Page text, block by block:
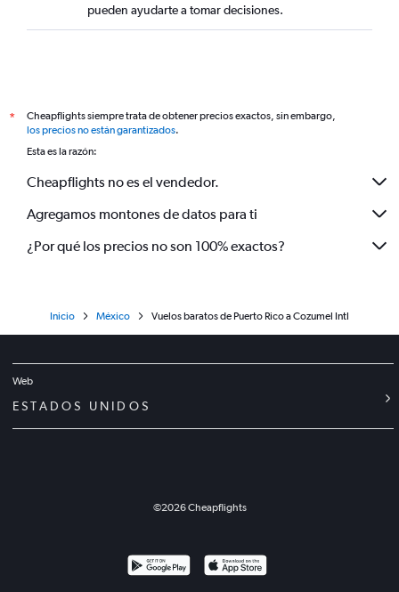
pueden ayudarte a tomar decisiones.
*
Cheapflights siempre trata de obtener precios exactos, sin embargo,
los precios no están garantizados.
Esta es la razón:
Cheapflights no es el vendedor.
Agregamos montones de datos para ti
¿Por qué los precios no son 100% exactos?
Inicio México Vuelos baratos de Puerto Rico a Cozumel Intl
Web
ESTADOS UNIDOS
©2026Cheapflights